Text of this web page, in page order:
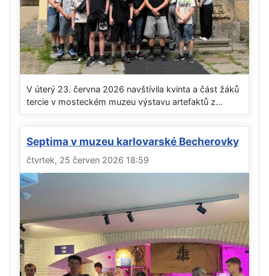
V úterý 23. června 2026 navštívila kvinta a část žáků
tercie v mosteckém muzeu výstavu artefaktů z...
Septima v muzeu karlovarské Becherovky
čtvrtek, 25 červen 2026 18:59